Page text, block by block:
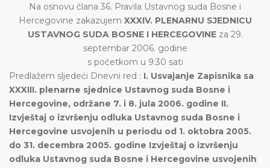
Na osnovu člana 36. Pravila Ustavnog suda Bosne i
Hercegovine zakazujem XXXIV. PLENARNU SJEDNICU
USTAVNOG SUDA BOSNE I HERCEGOVINEza 29.
septembar 2006. godine
s početkom u 9:30 sati
Predlažem sljedeći Dnevni red : I. Usvajanje Zapisnika sa
XXXIII. plenarne sjednice Ustavnog suda Bosne i
Hercegovine, održane 7. i 8. jula 2006. godine II.
Izvještaj o izvršenju odluka Ustavnog suda Bosne i
Hercegovine usvojenih u periodu od 1. oktobra 2005.
do 31. decembra 2005. godine Izvještaj o izvršenju
odluka Ustavnog suda Bosne i Hercegovine usvojenih